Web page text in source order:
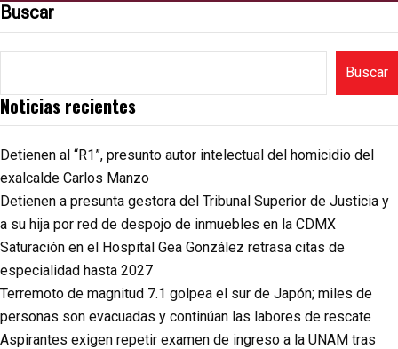
Buscar
Buscar
Noticias recientes
Detienen al “R1”, presunto autor intelectual del homicidio del
exalcalde Carlos Manzo
Detienen a presunta gestora del Tribunal Superior de Justicia y
a su hija por red de despojo de inmuebles en la CDMX
Saturación en el Hospital Gea González retrasa citas de
especialidad hasta 2027
Terremoto de magnitud 7.1 golpea el sur de Japón; miles de
personas son evacuadas y continúan las labores de rescate
Aspirantes exigen repetir examen de ingreso a la UNAM tras